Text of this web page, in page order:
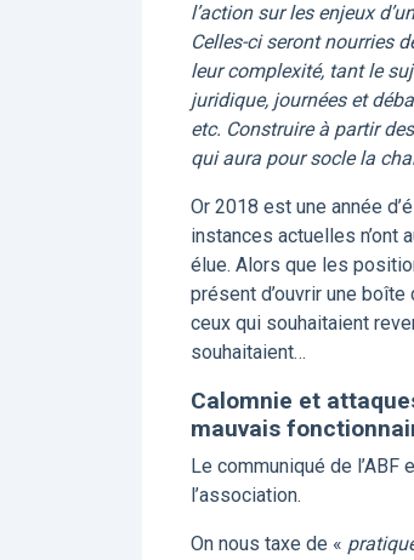
l’action sur les enjeux
Celles-ci seront nourries
leur complexité, tant le
juridique, journées et
etc. Construire à partir
qui aura pour socle la
Or 2018 est une année
instances actuelles n’ont
élue. Alors que les
présent d’ouvrir une
ceux qui souhaitaient
souhaitaient…
Calomnie et
mauvais
Le communiqué de
l’association.
On nous taxe de «